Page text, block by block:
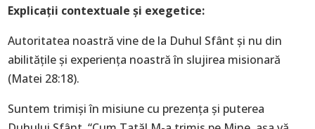
Explicaţii contextuale și exegetice:
Autoritatea noastră vine de la Duhul Sfânt şi nu din
abilităţile şi experienţa noastră în slujirea misionară
(Matei 28:18).
Suntem trimişi în misiune cu prezenţa şi puterea